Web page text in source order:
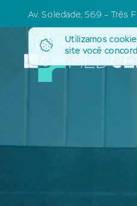
Av. Soledade, 569 – Três
WHATSAPP
Utilizamos
site você